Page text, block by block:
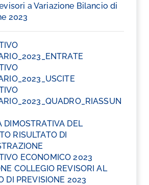
a Variazione Bilancio di
2023
DIMOSTRATIVA DEL
RISULTATO DI
ECONOMICO 2023
COLLEGIO REVISORI AL
DI PREVISIONE 2023